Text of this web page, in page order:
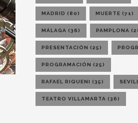
MADRID (80) MUERTE (71)
MÁLAGA (36) PAMPLONA
PRESENTACIÓN (25)
PROGRAMACIÓN (25)
RAFAEL RIQUENI (35)
TEATRO VILLAMARTA (36)